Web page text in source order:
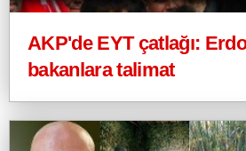
AKP'de EYT çatlağı:
bakanlara talimat